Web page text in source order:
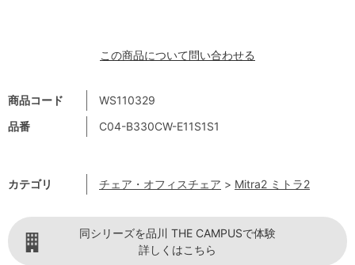
商品コード
WS110329
品番
C04-B330CW-E11S1S1
カテゴリ チェア・オフィスチェア > Mitra2 ミトラ2
この商品について問い合わせる
同シリーズを品川 THE CAMPUSで体験
詳しくはこちら